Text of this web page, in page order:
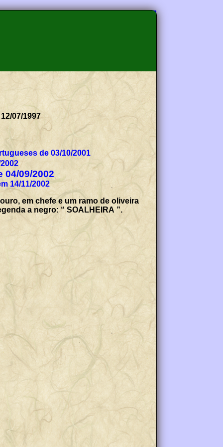
07/1997
de 03/10/2001
04/09/2002
14/11/2002
em chefe e um ramo de oliveira
a negro: “ SOALHEIRA ”.